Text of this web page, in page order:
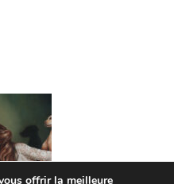
offrir la meilleure